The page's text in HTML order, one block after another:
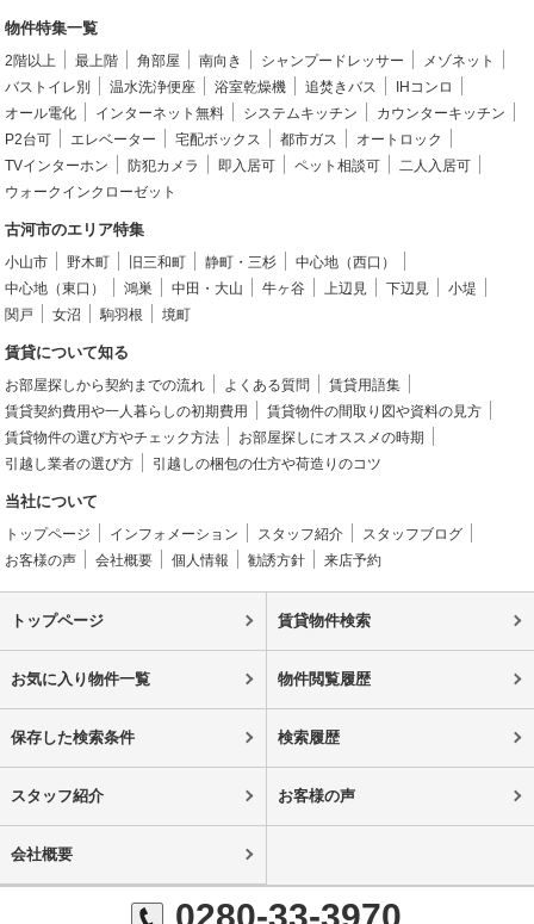
物件特集一覧
2階以上 最上階 角部屋 南向き シャンプードレッサー
メゾネット
バストイレ別
温水洗浄便座 浴室乾燥機 追焚きバス
IHコンロ
オール電化
インターネット無料 システムキッチン
カウンターキッチン
P2台可
エレベーター 宅配ボックス 都市ガス
オートロック
TVインターホン
防犯カメラ 即入居可 ペット相談可
二人入居可
ウォークインクローゼット
古河市のエリア特集
小山市 野木町 旧三和町 静町・三杉
中心地（西口）
中心地（東口）
鴻巣 中田・大山 牛ヶ谷 上辺見 下辺見
小堤
関戸
女沼 駒羽根 境町
賃貸について知る
お部屋探しから契約までの流れ よくある質問
賃貸用語集
賃貸契約費用や一人暮らしの初期費用
賃貸物件の間取り図や資料の見方
賃貸物件の選び方やチェック方法
お部屋探しにオススメの時期
引越し業者の選び方
引越しの梱包の仕方や荷造りのコツ
当社について
トップページ インフォメーション スタッフ紹介
スタッフブログ
お客様の声
会社概要 個人情報 勧誘方針 来店予約
トップページ 賃貸物件検索
お気に入り物件一覧 物件閲覧履歴
保存した検索条件 検索履歴
スタッフ紹介 お客様の声
会社概要
0280-33-3970